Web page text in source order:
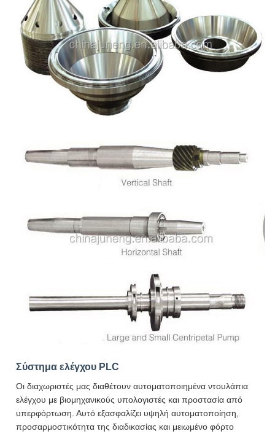
Σύστημα ελέγχου PLC
Οι διαχωριστές μας διαθέτουν αυτοματοποιημένα ντουλάπια
ελέγχου με βιομηχανικούς υπολογιστές και προστασία από
υπερφόρτωση. Αυτό εξασφαλίζει υψηλή αυτοματοποίηση,
προσαρμοστικότητα της διαδικασίας και μειωμένο φόρτο